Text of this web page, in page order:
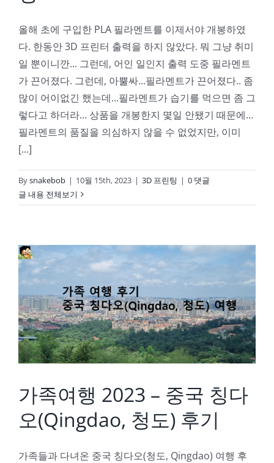
올해 초에 구입한 PLA 필라멘트를 이제서야 개봉하였
다. 한동안 3D 프린터 출력을 하지 않았다. 뭐 그냥 취미
일 뿐이니깐... 그런데, 어인 일인지 출력 도중 필라멘트
가 끈어졌다. 그런데, 아뿔싸...필라멘트가 끈어졌다.. 좀
많이 어이없긴 했는데...필라멘트가 습기를 먹으면 좀 그
렇다고 하더라... 상품을 개봉한지 몇일 안됐기 때문에...
필라멘트의 품질을 의심하지 않을 수 없었지만, 이미
[...]
Bysnakebob | 10월 15th, 2023 | 3D 프린팅 | 0 댓글
글 내용 전체보기
가족여행 2023 – 중국 칭다
오(Qingdao, 청도) 후기
가족들과 다녀온 중국 칭다오(청도, Qingdao) 여행 후